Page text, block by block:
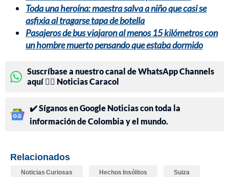
Toda una heroína: maestra salva a niño que casi se
asfixia al tragarse tapa de botella
Pasajeros de bus viajaron al menos 15 kilómetros con
un hombre muerto pensando que estaba dormido
Suscríbase a nuestro canal de WhatsApp Channels
aquí 👉🏻 Noticias Caracol
✔️ Síganos en Google Noticias con toda la
información de Colombia y el mundo.
Relacionados
Noticias Curiosas Hechos Insólitos Suiza